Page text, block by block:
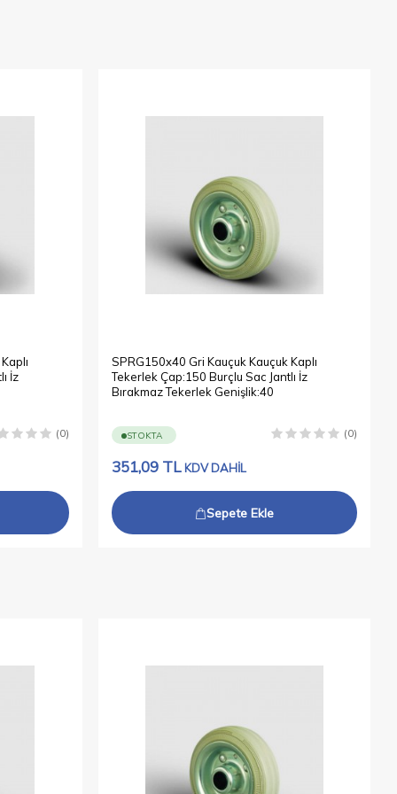
İz
(0)
SPRG150x40 Gri Kauçuk Kauçuk Kaplı
Tekerlek Çap:150 Burçlu Sac Jantlı İz
Bırakmaz Tekerlek Genişlik:40
STOKTA (0)
351,09TL KDV DAHİL
Sepete Ekle